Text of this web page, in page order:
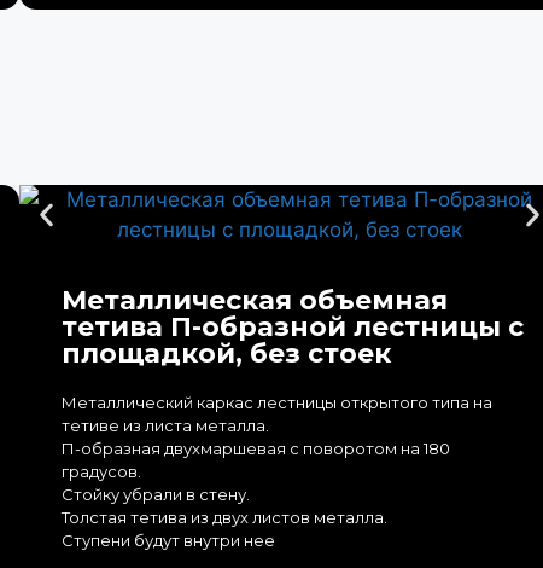
Металлическая объемная
тетива П-образной лестницы с
площадкой, без стоек
Металлический каркас лестницы открытого типа на
тетиве из листа металла.
П-образная двухмаршевая с поворотом на 180
градусов.
Стойку убрали в стену.
Толстая тетива из двух листов металла.
Ступени будут внутри нее